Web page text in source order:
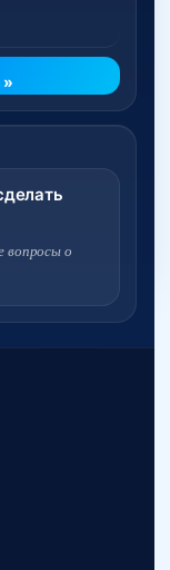
»
вопросы о